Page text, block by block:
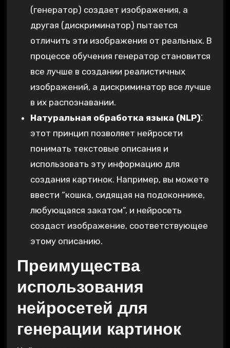
(генератор) создает изображения, а
другая (дискриминатор) пытается
отличить эти изображения от реальных. В
процессе обучения генератор становится
все лучше в создании реалистичных
изображений, а дискриминатор все лучше
в их распознавании.
Натуральная обработка языка (NLP)⁚
этот принцип позволяет нейросети
понимать текстовые описания и
использовать эту информацию для
создания картинок. Например, вы можете
ввести “кошка, сидящая на подоконнике,
любующаяся закатом”, и нейросеть
создаст изображение, соответствующее
этому описанию.
Преимущества
использования
нейросетей для
генерации картинок